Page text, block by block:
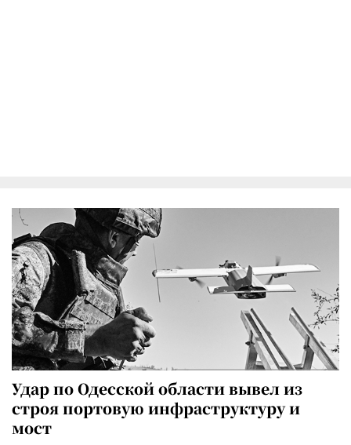
Удар по Одесской области вывел из
строя портовую инфраструктуру и
мост